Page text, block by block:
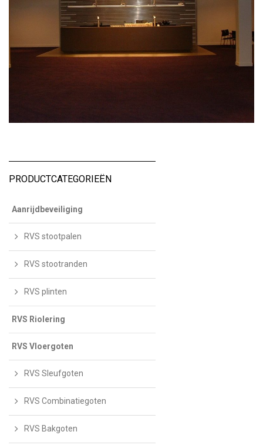
PRODUCTCATEGORIEËN
Aanrijdbeveiliging
RVS stootpalen
RVS stootranden
RVS plinten
RVS Riolering
RVS Vloergoten
RVS Sleufgoten
RVS Combinatiegoten
RVS Bakgoten